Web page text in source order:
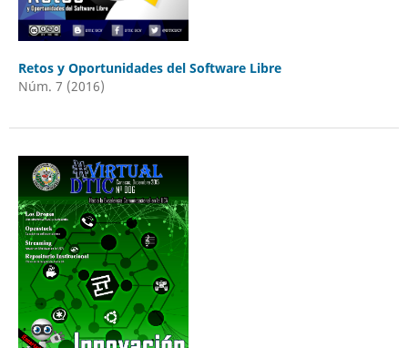
Retos y Oportunidades del Software Libre
Núm. 7 (2016)